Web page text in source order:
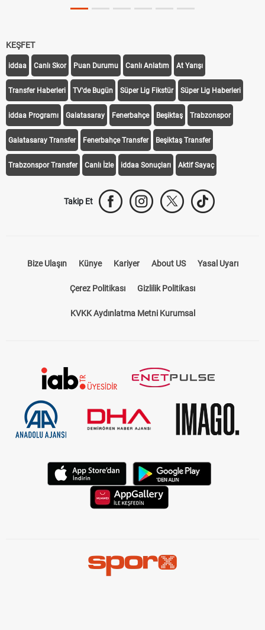
KEŞFET
iddaa Canlı Skor Puan Durumu Canlı Anlatım At Yarışı
Transfer Haberleri TV'de Bugün Süper Lig Fikstür Süper Lig Haberleri
iddaa Programı Galatasaray Fenerbahçe Beşiktaş Trabzonspor
Galatasaray Transfer Fenerbahçe Transfer Beşiktaş Transfer
Trabzonspor Transfer Canlı İzle iddaa Sonuçları Aktif Sayaç
Takip Et
Bize Ulaşın Künye Kariyer About US Yasal Uyarı
Çerez Politikası Gizlilik Politikası
KVKK Aydınlatma Metni Kurumsal